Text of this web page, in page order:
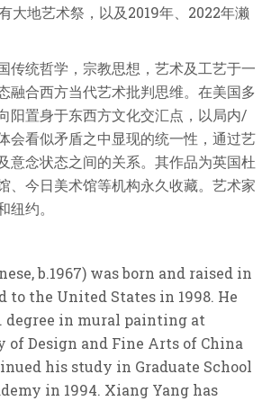
大地艺术祭， 以及2019年、2022年濑
传统哲学，宗教思想，艺术及工艺于一
融合西方当代艺术批判思维。在美国多
阳置身于东西方文化交汇点，以局内/
会看似矛盾之中显现的统一性，通过艺
意念状态之间的关系。其作品为英国杜
、今日美术馆等机构永久收藏。 艺术家
约。
b.1967) wasborn and raised in
to the United States in 1998. He
. degree in mural painting at
of Design and Fine Arts of China
his study in Graduate School
in 1994. Xiang Yang has